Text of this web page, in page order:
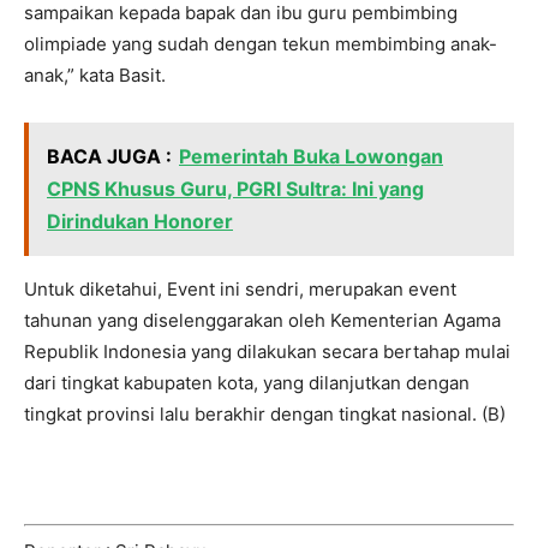
sampaikan kepada bapak dan ibu guru pembimbing
olimpiade yang sudah dengan tekun membimbing anak-
anak,” kata Basit.
BACA JUGA : Pemerintah Buka Lowongan
CPNS Khusus Guru, PGRI Sultra: Ini yang
Dirindukan Honorer
Untuk diketahui, Event ini sendri, merupakan event
tahunan yang diselenggarakan oleh Kementerian Agama
Republik Indonesia yang dilakukan secara bertahap mulai
dari tingkat kabupaten kota, yang dilanjutkan dengan
tingkat provinsi lalu berakhir dengan tingkat nasional. (B)